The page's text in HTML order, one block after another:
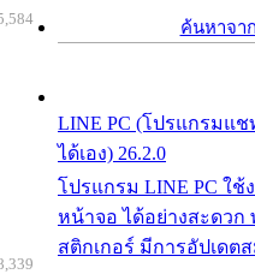
ค้นหาจา
LINE PC (โปรแกรมแ
ได้เอง) 26.2.0
โปรแกรม LINE PC ใ
หน้าจอ ได้อย่างสะดวก
สติกเกอร์ มีการอัปเดต